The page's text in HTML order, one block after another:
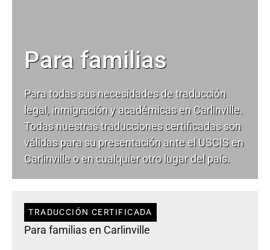
Para familias
Para todas sus necesidades detraducción
legal, inmigración y académicas en Carlinville.
Todas nuestras traducciones certificadas son
válidas para su presentación ante el USCIS en
Carlinville o en cualquier otro lugar del país.
TRADUCCIÓN CERTIFICADA
Para familias en Carlinville